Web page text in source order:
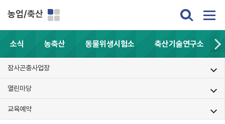
농업/축산
소식 농축산 동물위생시험소 축산기술연구소
잠사곤충사업장
열린마당
교육예약